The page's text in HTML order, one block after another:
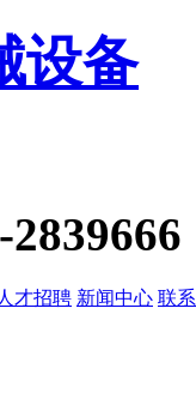
人才招聘 新闻中心 联